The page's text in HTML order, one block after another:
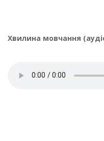
Хвилина мовчання